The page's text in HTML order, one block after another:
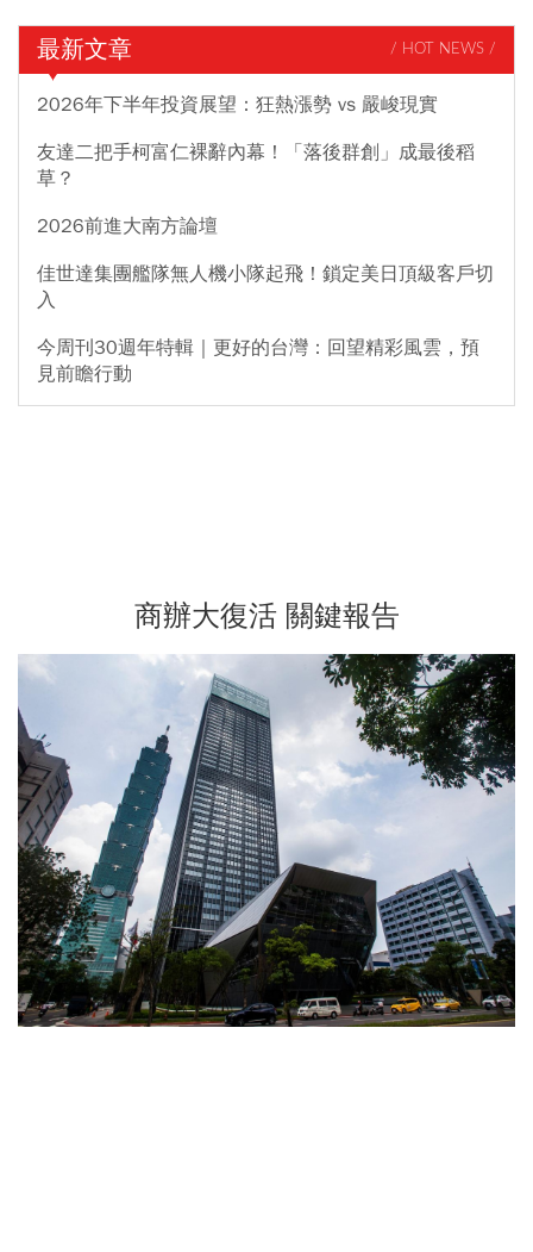
最新文章 / HOT NEWS /
2026年下半年投資展望：狂熱漲勢 vs 嚴峻現實
友達二把手柯富仁裸辭內幕！「落後群創」成最後稻
草？
2026前進大南方論壇
佳世達集團艦隊無人機小隊起飛！鎖定美日頂級客戶切
入
今周刊30週年特輯｜更好的台灣：回望精彩風雲，預
見前瞻行動
商辦大復活 關鍵報告